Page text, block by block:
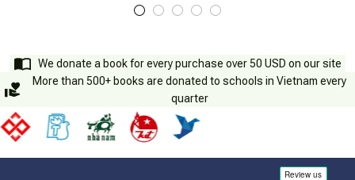
We donate a book for every purchase over 50 USD on our site
More than 500+ books are donated to schools in Vietnam every
quarter